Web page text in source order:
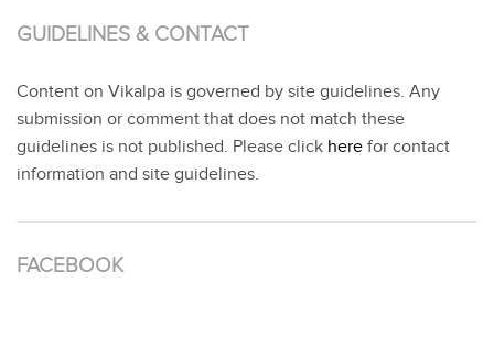
GUIDELINES & CONTACT
Content on Vikalpa is governed by site guidelines. Any
submission or comment that does not match these
guidelines is not published. Please click here for contact
information and site guidelines.
FACEBOOK